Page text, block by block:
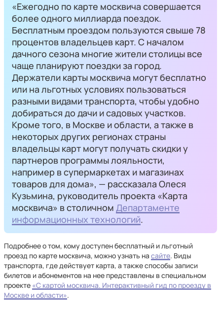
«Ежегодно по карте москвича совершается
более одного миллиарда поездок.
Бесплатным проездом пользуются свыше 78
процентов владельцев карт. С началом
дачного сезона многие жители столицы все
чаще планируют поездки за город.
Держатели карты москвича могут бесплатно
или на льготных условиях пользоваться
разными видами транспорта, чтобы удобно
добираться до дачи и садовых участков.
Кроме того, в Москве и области, а также в
некоторых других регионах страны
владельцы карт могут получать скидки у
партнеров программы лояльности,
например в супермаркетах и магазинах
товаров для дома», — рассказала Олеся
Кузьмина, руководитель проекта «Карта
москвича» в столичном Департаменте
информационных технологий.
Подробнее о том, кому доступен бесплатный и льготный
проезд по карте москвича, можно узнать на сайте. Виды
транспорта, где действует карта, а также способы записи
билетов и абонементов на нее представлены в специальном
проекте «С картой москвича. Интерактивный гид по проезду в
Москве и области».